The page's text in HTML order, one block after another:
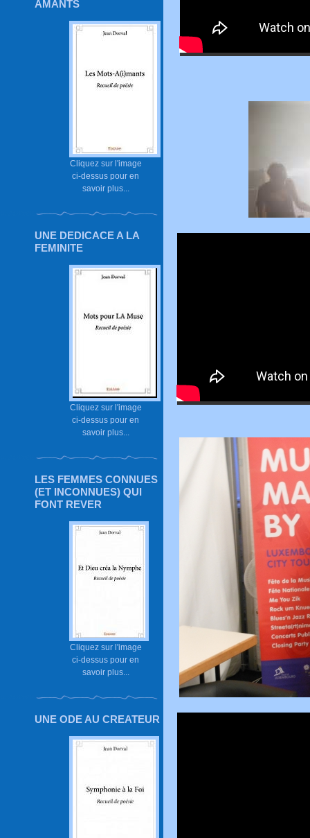
AMANTS
Cliquez sur l'image
ci-dessus pour en
savoir plus...
UNE DEDICACE A LA
FEMINITE
Cliquez sur l'image
ci-dessus pour en
savoir plus...
LES FEMMES CONNUES
(ET INCONNUES) QUI
FONT REVER
Cliquez sur l'image
ci-dessus pour en
savoir plus...
UNE ODE AU CREATEUR